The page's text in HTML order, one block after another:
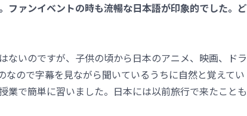
ァンイベントの時も流暢な日本語が印象的でした。ど
ないのですが、子供の頃から日本のアニメ、映画、ドラ
なので字幕を見ながら聞いているうちに自然と覚えてい
業で簡単に習いました。日本には以前旅行で来たことも